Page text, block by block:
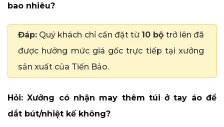
bao nhiêu?
Đáp: Quý khách chỉ cần đặt từ 10 bộ trở lên đã
được hưởng mức giá gốc trực tiếp tại xưởng
sản xuất của Tiến Bảo.
Hỏi: Xưởng có nhận may thêm túi ở tay áo để
dắt bút/nhiệt kế không?